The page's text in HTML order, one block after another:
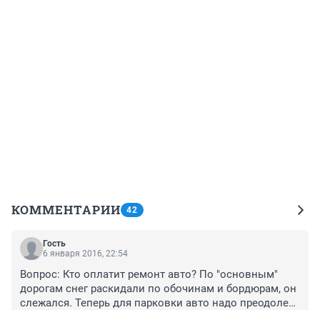
КОММЕНТАРИИ 42
Гость
6 января 2016, 22:54
Вопрос: Кто оплатит ремонт авто? По "основным"
дорогам снег раскидали по обочинам и бордюрам, он
слежался. Теперь для парковки авто надо преодолеть